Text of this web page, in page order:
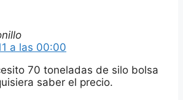
a las 00:00
70 toneladas de silo bolsa
saber el precio.